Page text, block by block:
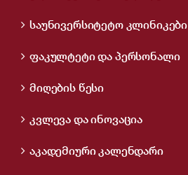
საუნივერსიტეტო კლინიკები
ფაკულტეტი და პერსონალი
მიღების წესი
კვლევა და ინოვაცია
აკადემიური კალენდარი